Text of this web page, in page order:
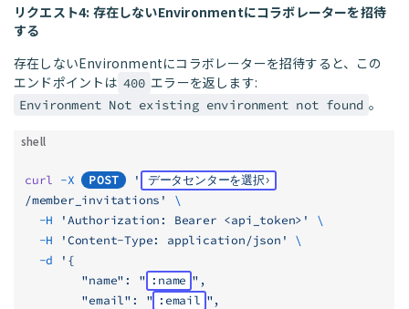
リクエスト4: 存在しないEnvironmentにコラボレーターを招待
する
存在しないEnvironmentにコラボレーターを招待すると、この
エンドポイントは 400 エラーを返します:
Environment Not existing environment not found 。
shell
curl -X POST '
データセンターを選択
/member_invitations'
\
  -H
'Authorization: Bearer <api_token>'
\
  -H
'Content-Type: application/json'
\
  -d
'{
        "name": "
:name ",
        "email": "
:email ",